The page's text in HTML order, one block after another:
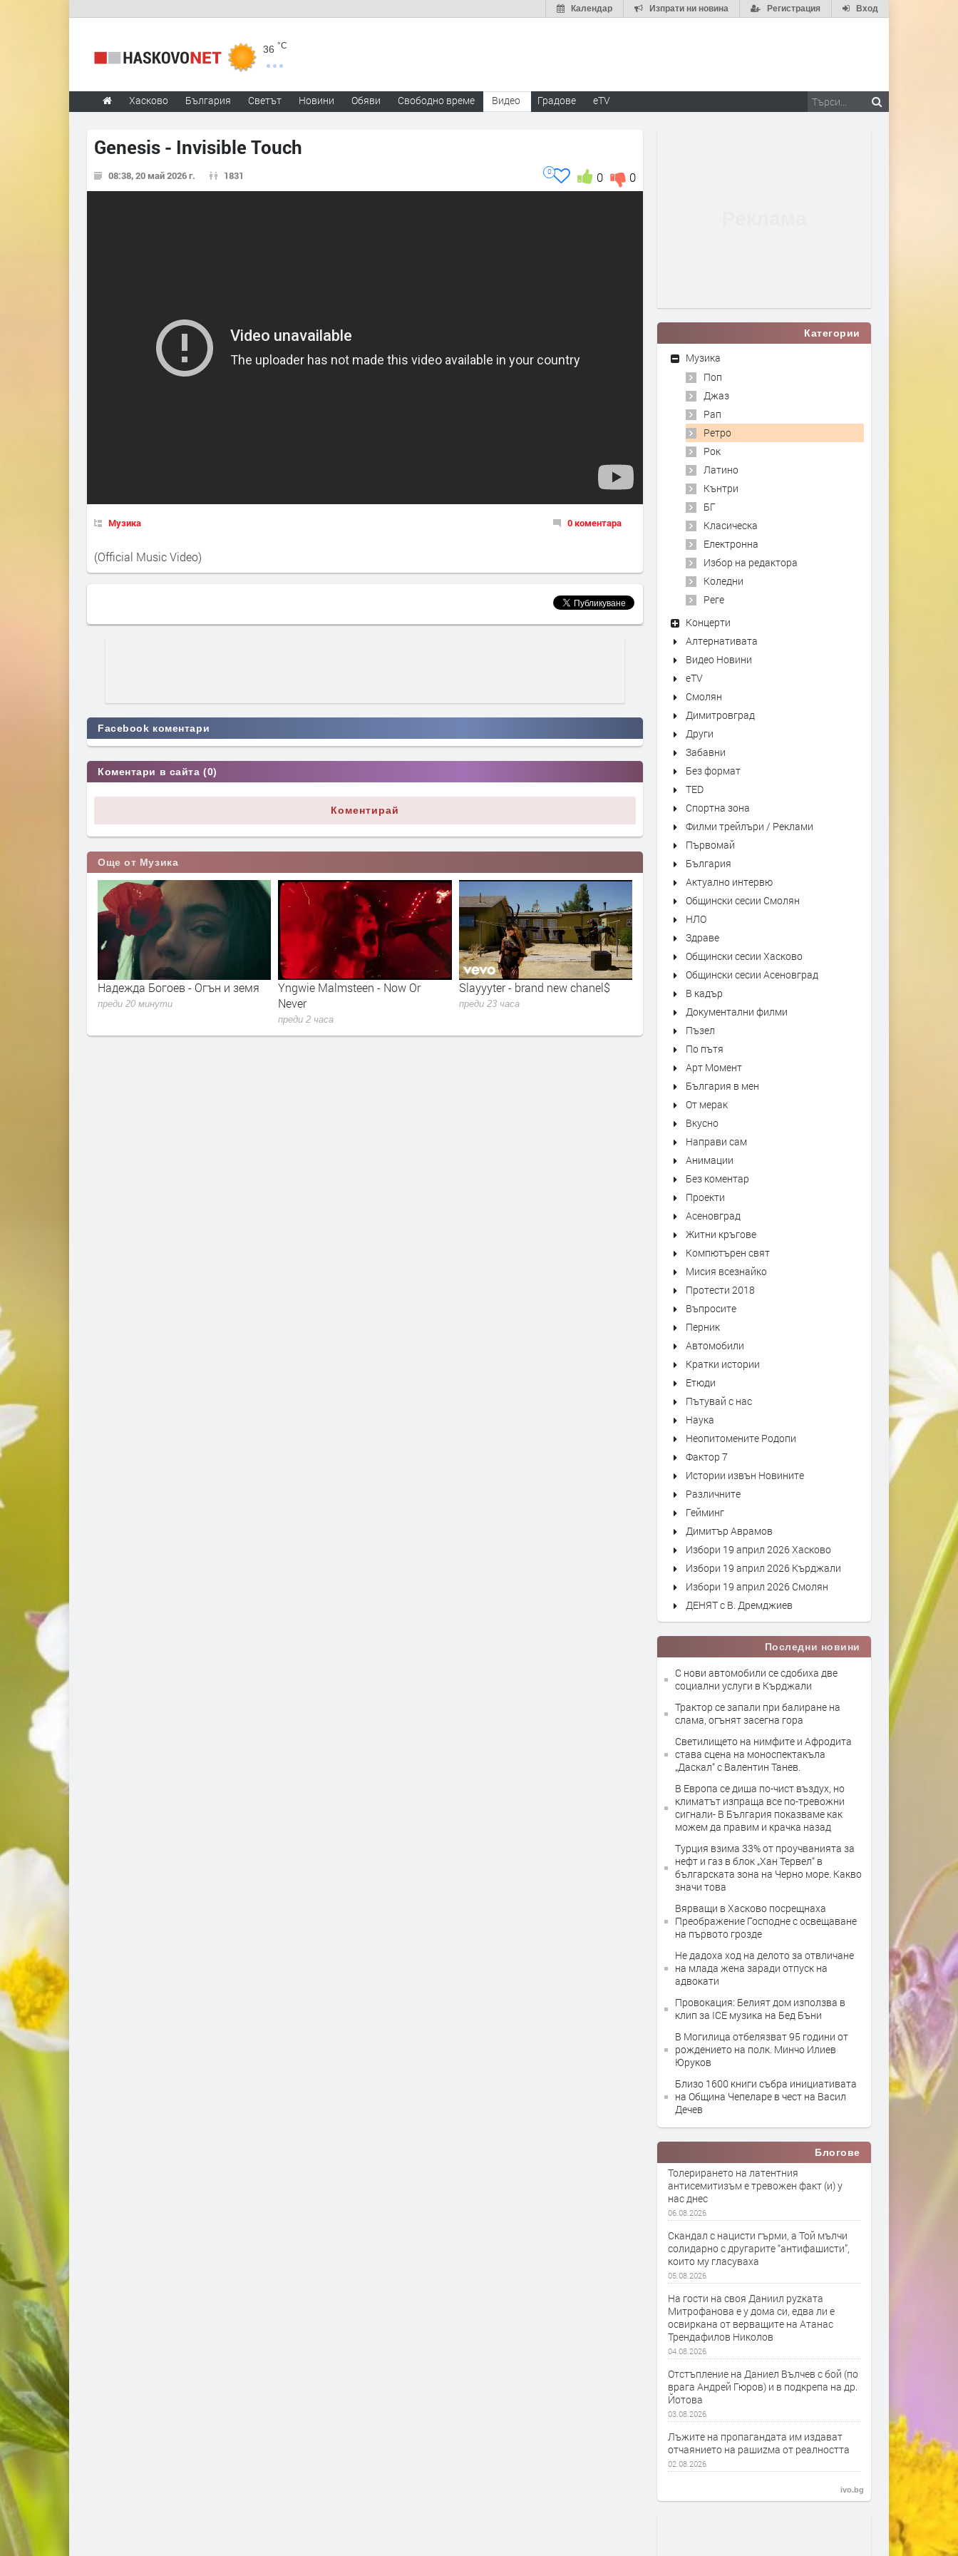
Вход
Регистрация
Изпрати ни новина
Календар
36 °C
Хасково България Светът Новини Обяви Свободно време Видео Градове eTV
Genesis - Invisible Touch
08:38, 20 май 2026 г. 1831 0
0
0
Музика 0 коментара
(Official Music Video)
Facebook коментари
Коментари в сайта (0)
Коментирай
Още от Музика
Надежда Богоев - Огън и земя
Yngwie Malmsteen - Now Or
Slayyyter - brand new chanel$
UB40 - CAN'T HELP FALLING IN
Категории
Музика
Поп
Джаз
Рап
Ретро
Рок
Латино
Кънтри
БГ
Класическа
Електронна
Избор на редактора
Коледни
Реге
Концерти
Алтернативата
Видео Новини
eTV
Смолян
Димитровград
Други
Забавни
Без формат
TED
Спортна зона
Филми трейлъри / Реклами
Първомай
България
Актуално интервю
Общински сесии Смолян
НЛО
Здраве
Общински сесии Хасково
Общински сесии Асеновград
В кадър
Документални филми
Пъзел
По пътя
Арт Момент
България в мен
От мерак
Вкусно
Направи сам
Анимации
Без коментар
Проекти
Асеновград
Житни кръгове
Компютърен свят
Мисия всезнайко
Протести 2018
Въпросите
Перник
Автомобили
Кратки истории
Етюди
Пътувай с нас
Наука
Неопитомените Родопи
Фактор 7
Истории извън Новините
Различните
Гейминг
Димитър Аврамов
Избори 19 април 2026 Хасково
Избори 19 април 2026 Кърджали
Избори 19 април 2026 Смолян
ДЕНЯТ с В. Дремджиев
Последни новини
С нови автомобили се сдобиха две
социални услуги в Кърджали
Трактор се запали при балиране на
слама, огънят засегна гора
Светилището на нимфите и Афродита
става сцена на моноспектакъла
„Даскал“ с Валентин Танев.
В Европа се диша по-чист въздух, но
климатът изпраща все по-тревожни
сигнали- В България показваме как
можем да правим и крачка назад
Турция взима 33% от проучванията за
нефт и газ в блок „Хан Тервел“ в
българската зона на Черно море. Какво
значи това
Вярващи в Хасково посрещнаха
Преображение Господне с освещаване
на първото грозде
Не дадоха ход на делото за отвличане
на млада жена заради отпуск на
адвокати
Провокация: Белият дом използва в
клип за ICE музика на Бед Бъни
В Могилица отбелязват 95 години от
рождението на полк. Минчо Илиев
Юруков
Близо 1600 книги събра инициативата
на Община Чепеларе в чест на Васил
Дечев
Блогове
Толерирането на латентния
антисемитизъм е тревожен факт (и) у
нас днес
06.08.2026
Скандал с нацисти гърми, а Той мълчи
солидарно с другарите “антифашисти”,
които му гласуваха
05.08.2026
На гости на своя Даниил руzката
Митрофанова е у дома си, едва ли е
освиркана от верващите на Атанас
Трендафилов Николов
04.08.2026
Отстъпление на Даниел Вълчев с бой (по
врага Андрей Гюров) и в подкрепа на др.
Йотова
03.08.2026
Лъжите на пропагандата им издават
отчаянието на рашиzма от реалността
02.08.2026
ivo.bg